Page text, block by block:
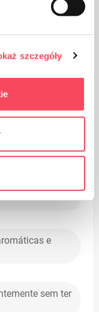
szczegóły
recicladas,
camadas: a
e
sem ter